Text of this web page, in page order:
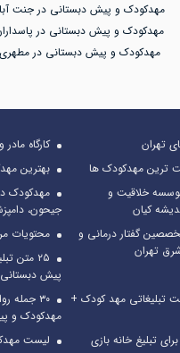
مهدکودک و پیش دبستانی در جنت
مهدکودک و پیش دبستانی در
مهدکودک و پیش دبستانی در مطهری
تهران
کارگاه
ترین مهدکودک ها
بهترین
خلاقیت و
کیان
مهدکودک
جیحون،
گفتار درمانی و
تهران
محتویات
۲۵ متن
پیش دبستانی
تبلیغاتی مهد کودک +
۳۰ جمله
مهدکودک و
لیست